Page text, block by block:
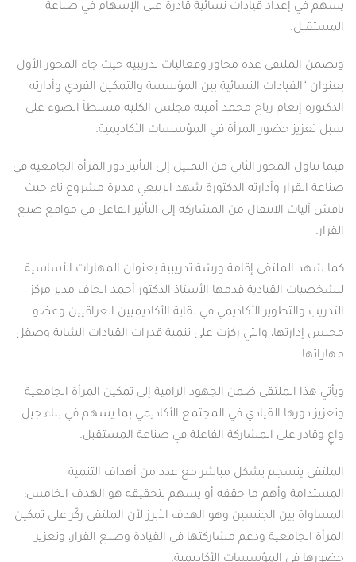
قيادات نسائية قادرة على الإسهام في صناعة
عدة محاور وفعاليات تدريبية حيث جاء المحور الأول
النسائية بين المؤسسة والتمكين الفردي وأدارته
رباح محمد أمينة مجلس الكلية مسلطاً الضوء على
المرأة في المؤسسات الأكاديمية.
الثاني من التمثيل إلى التأثير دور المرأة الجامعية في
وأدارته الدكتورة شهد الربيعي مديرة مشروع تاء حيث
من المشاركة إلى التأثير الفاعل في مواقع صنع
إقامة ورشة تدريبية بعنوان المهارات الأساسية
قدمها الأستاذ الدكتور أحمد الجاف مدير مركز
الأكاديمي في نقابة الأكاديميين العراقيين وعضو
والتي ركزت على تنمية قدرات القيادات الشابة وصقل
ضمن الجهود الرامية إلى تمكين المرأة الجامعية
القيادي في المجتمع الأكاديمي بما يسهم في بناء جيل
المشاركة الفاعلة في صناعة المستقبل.
بشكل مباشر مع عدد من أهداف التنمية
ما حققه أو يسهم بتحقيقه هو الهدف الخامس:
الجنسين وهو الهدف الأبرز لأن الملتقى ركّز على تمكين
ودعم مشاركتها في القيادة وصنع القرار، وتعزيز